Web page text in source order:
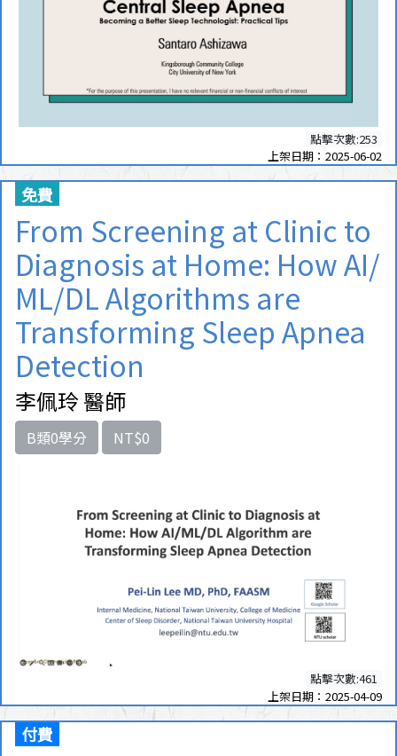
點擊次數:253
上架日期：2025-06-02
免費
From Screening at Clinic to
Diagnosis at Home: How AI/
ML/DL Algorithms are
Transforming Sleep Apnea
Detection
李佩玲 醫師
B類0學分 NT$0
點擊次數:461
上架日期：2025-04-09
付費